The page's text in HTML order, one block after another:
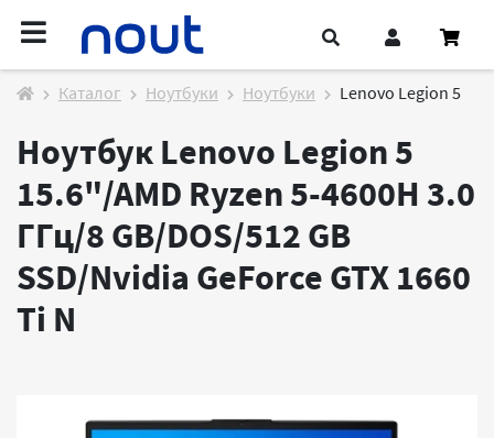
Каталог Ноутбуки Ноутбуки Lenovo Legion 5
Ноутбук Lenovo Legion 5
15.6"/AMD Ryzen 5-4600H 3.0
ГГц/8 GB/DOS/512 GB
SSD/Nvidia GeForce GTX 1660
Ti N